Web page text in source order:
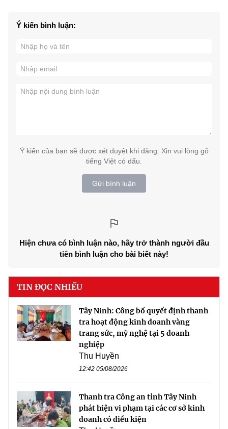
Ý kiến bình luận:
Ý kiến của bạn sẽ được xét duyệt khi đăng. Xin vui lòng gõ
tiếng Việt có dấu.
Gửi bình luận
Hiện chưa có bình luận nào, hãy trở thành người đầu
tiên bình luận cho bài biết này!
TIN ĐỌC NHIỀU
Tây Ninh: Công bố quyết định thanh
tra hoạt động kinh doanh vàng
trang sức, mỹ nghệ tại 5 doanh
nghiệp
Thu Huyền
12:42 05/08/2026
Thanh tra Công an tỉnh Tây Ninh
phát hiện vi phạm tại các cơ sở kinh
doanh có điều kiện